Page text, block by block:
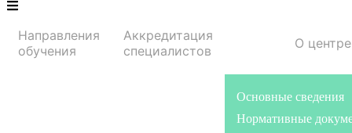
Направления
обучения
Аккредитация
специалистов
О центре
Основные сведения
Нормативные